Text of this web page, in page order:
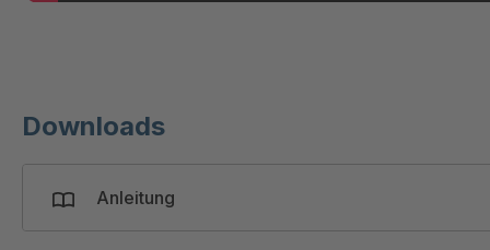
Downloads
Anleitung